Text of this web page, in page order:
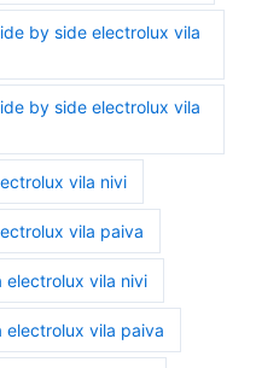
by side electrolux vila
by side electrolux vila
vila nivi
vila paiva
electrolux vila nivi
electrolux vila paiva